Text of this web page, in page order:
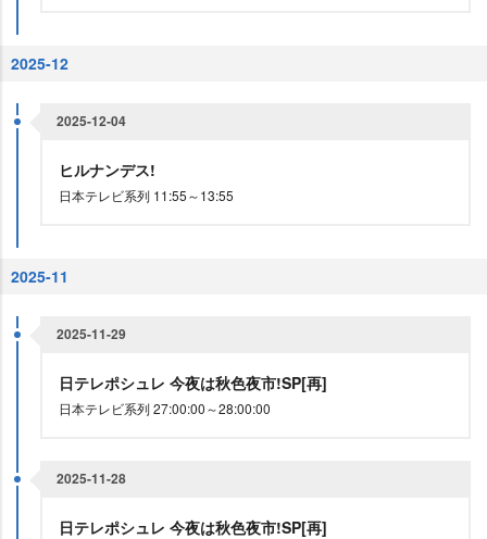
2025-12
2025-12-04
ヒルナンデス!
日本テレビ系列 11:55～13:55
2025-11
2025-11-29
日テレポシュレ 今夜は秋色夜市!SP[再]
日本テレビ系列 27:00:00～28:00:00
2025-11-28
日テレポシュレ 今夜は秋色夜市!SP[再]